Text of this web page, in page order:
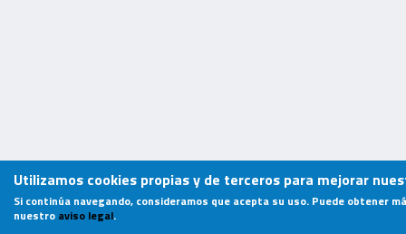
Utilizamos cookies propias y de terceros para mejorar
Si continúa navegando, consideramos que acepta su uso. Puede obtener
nuestro aviso legal.